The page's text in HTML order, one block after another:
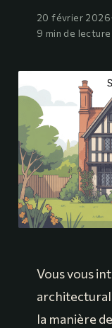
20 février 2026·
9 min de lecture
Vous vous
architectural
la manière